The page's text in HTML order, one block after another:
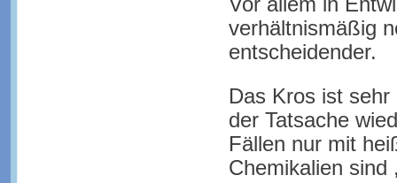
verhältnismäßig
entscheidender.
Das Kros ist
der Tatsache
Fällen nur mit
Chemikalien sind